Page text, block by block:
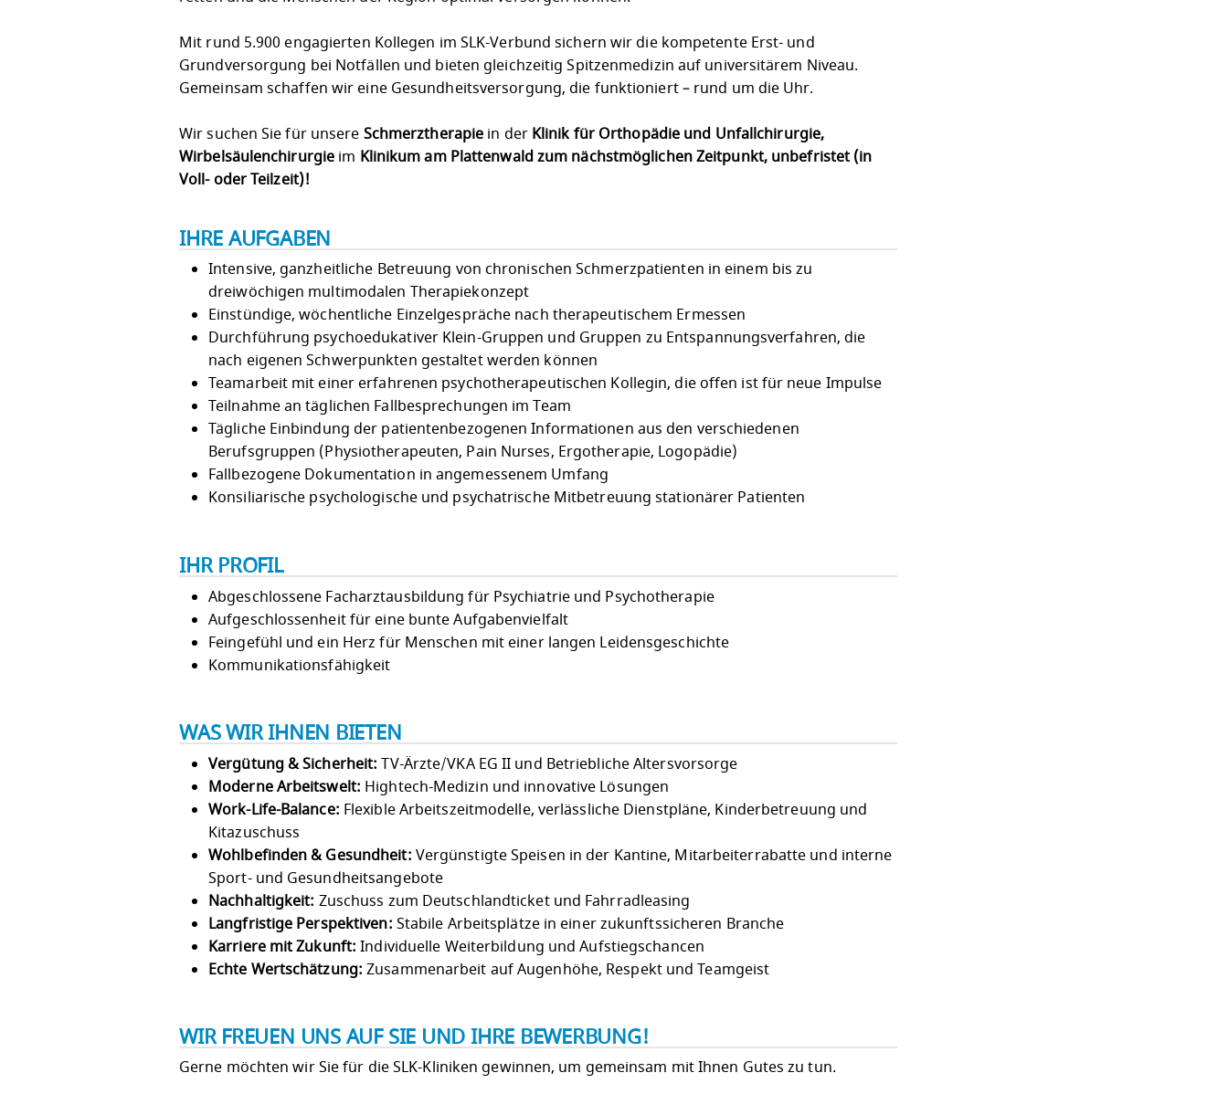
Mit rund 5.900 engagierten Kollegen im SLK-Verbund sichern wir die kompetente Erst- und
Grundversorgung bei Notfällen und bieten gleichzeitig Spitzenmedizin auf universitärem Niveau.
Gemeinsam schaffen wir eine Gesundheitsversorgung, die funktioniert – rund um die Uhr.
Wir suchen Sie für unsere Schmerztherapie in derKlinik für Orthopädie und Unfallchirurgie,
Wirbelsäulenchirurgie im Klinikum am Plattenwald zum nächstmöglichen Zeitpunkt, unbefristet (in
Voll- oder Teilzeit)!
IHRE AUFGABEN
Intensive, ganzheitliche Betreuung von chronischen Schmerzpatienten in einem bis zu
dreiwöchigen multimodalen Therapiekonzept
Einstündige, wöchentliche Einzelgespräche nach therapeutischem Ermessen
Durchführung psychoedukativer Klein-Gruppen und Gruppen zu Entspannungsverfahren, die
nach eigenen Schwerpunkten gestaltet werden können
Teamarbeit mit einer erfahrenen psychotherapeutischen Kollegin, die offen ist für neue Impulse
Teilnahme an täglichen Fallbesprechungen im Team
Tägliche Einbindung der patientenbezogenen Informationen aus den verschiedenen
Berufsgruppen (Physiotherapeuten, Pain Nurses, Ergotherapie, Logopädie)
Fallbezogene Dokumentation in angemessenem Umfang
Konsiliarische psychologische und psychatrische Mitbetreuung stationärer Patienten
IHR PROFIL
Abgeschlossene Facharztausbildung für Psychiatrie und Psychotherapie
Aufgeschlossenheit für eine bunte Aufgabenvielfalt
Feingefühl und ein Herz für Menschen mit einer langen Leidensgeschichte
Kommunikationsfähigkeit
WAS WIR IHNEN BIETEN
Vergütung & Sicherheit:TV-Ärzte/VKA EG II und Betriebliche Altersvorsorge
Moderne Arbeitswelt: Hightech-Medizin und innovative Lösungen
Work-Life-Balance: Flexible Arbeitszeitmodelle, verlässliche Dienstpläne, Kinderbetreuung und
Kitazuschuss
Wohlbefinden & Gesundheit: Vergünstigte Speisen in der Kantine, Mitarbeiterrabatte und interne
Sport- und Gesundheitsangebote
Nachhaltigkeit: Zuschuss zum Deutschlandticket und Fahrradleasing
Langfristige Perspektiven: Stabile Arbeitsplätze in einer zukunftssicheren Branche
Karriere mit Zukunft: Individuelle Weiterbildung und Aufstiegschancen
Echte Wertschätzung: Zusammenarbeit auf Augenhöhe, Respekt und Teamgeist
WIR FREUEN UNS AUF SIE UND IHRE BEWERBUNG!
Gerne möchten wir Sie für die SLK-Kliniken gewinnen, um gemeinsam mit Ihnen Gutes zu tun.